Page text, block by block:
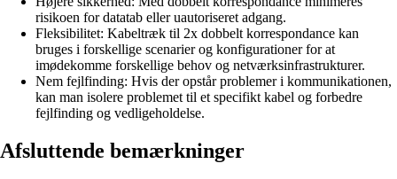
risikoen for datatab eller uautoriseret adgang.
Fleksibilitet: Kabeltræk til 2x dobbelt korrespondance kan
bruges i forskellige scenarier og konfigurationer for at
imødekomme forskellige behov og netværksinfrastrukturer.
Nem fejlfinding: Hvis der opstår problemer i kommunikationen,
kan man isolere problemet til et specifikt kabel og forbedre
fejlfinding og vedligeholdelse.
Afsluttende bemærkninger